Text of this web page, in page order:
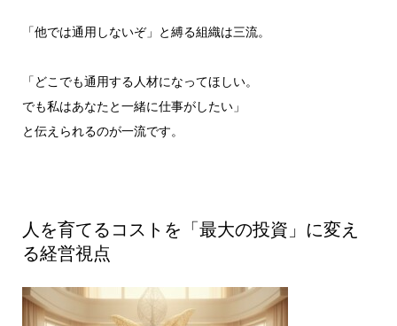
「他では通用しないぞ」と縛る組織は三流。
「どこでも通用する人材になってほしい。
でも私はあなたと一緒に仕事がしたい」
と伝えられるのが一流です。
人を育てるコストを「最大の投資」に変え
る経営視点